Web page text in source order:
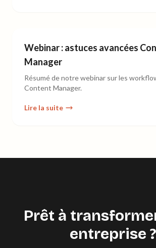
Webinar : astuces avancées
Manager
Résumé de notre webinar sur les
Content Manager.
Lire la suite
Prêt à
entreprise ?